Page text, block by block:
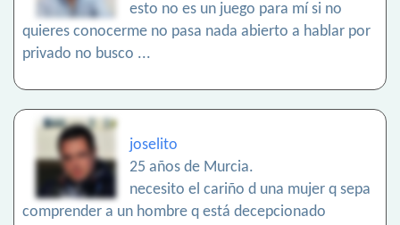
esto no es un juego para mí si no
quieres conocerme no pasa nada abierto a hablar por
privado no busco ...
joselito
25 años de Murcia.
necesito el cariño d una mujer q sepa
comprender a un hombre q está decepcionado